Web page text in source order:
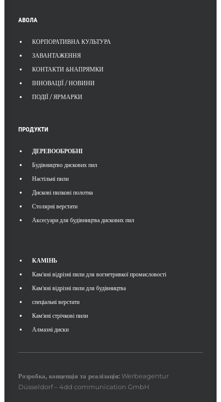
АВОЛА
КОРПОРАТИВНА КУЛЬТУРА
ЗАВАНТАЖЕННЯ
КОНТАКТИ &НАПРЯМКИ
ІННОВАЦІЇ / НОВИНИ
ПОДІЇ / ЯРМАРКИ
ПРОДУКТИ
ДЕРЕВООБРОБНІ
Будівництво дискових пил
Настільні пили
Дискові пилкові полотна
Столярні верстати
Аксесуари для будівництва дискових пил
КАМІНЬ
Кам'яні відрізні пили для вогнетривкої промисловості
Кам'яні відрізні пили для будівництва
спеціальні верстати
Кам'яні стрічкові пили
Алмазні диски
Розробка, концепція та реалізація:Werbeagentur
Düsseldorf – 4dd communication GmbH